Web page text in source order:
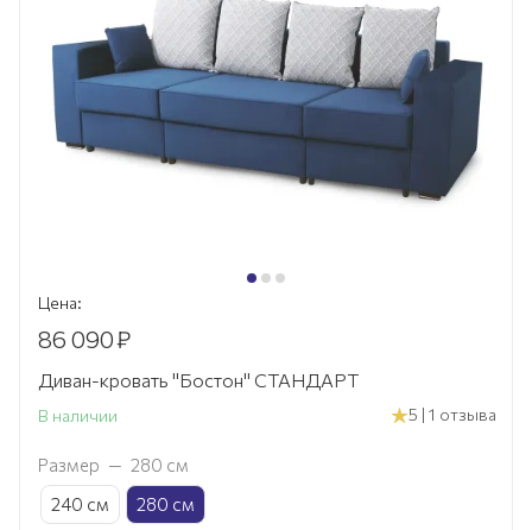
Цена:
86 090₽
Диван-кровать "Бостон" СТАНДАРТ
В наличии 5 | 1 отзыва
Размер — 280 см
240 см
280 см